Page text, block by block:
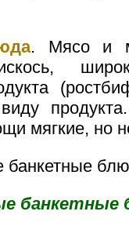
. Мясо и
мягкие, но
банкетные